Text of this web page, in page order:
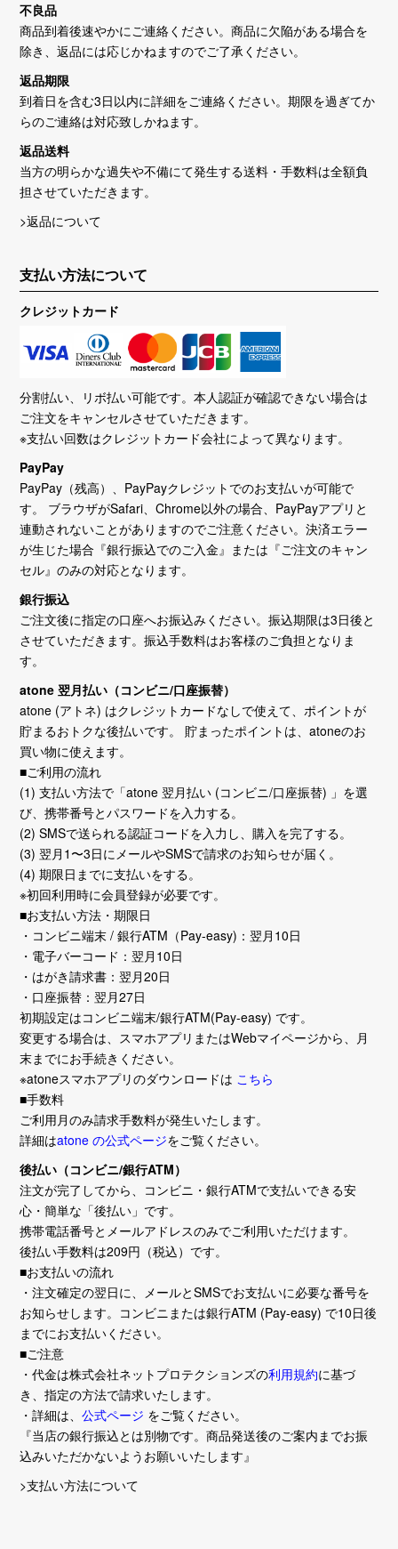
不良品
商品到着後速やかにご連絡ください。商品に欠陥がある場合を
除き、返品には応じかねますのでご了承ください。
返品期限
到着日を含む3日以内に詳細をご連絡ください。期限を過ぎてか
らのご連絡は対応致しかねます。
返品送料
当方の明らかな過失や不備にて発生する送料・手数料は全額負
担させていただきます。
>返品について
支払い方法について
クレジットカード
分割払い、リボ払い可能です。本人認証が確認できない場合は
ご注文をキャンセルさせていただきます。
※支払い回数はクレジットカード会社によって異なります。
PayPay
PayPay（残高）、PayPayクレジットでのお支払いが可能で
す。 ブラウザがSafari、Chrome以外の場合、PayPayアプリと
連動されないことがありますのでご注意ください。決済エラー
が生じた場合『銀行振込でのご入金』または『ご注文のキャン
セル』のみの対応となります。
銀行振込
ご注文後に指定の口座へお振込みください。振込期限は3日後と
させていただきます。振込手数料はお客様のご負担となりま
す。
atone 翌月払い（コンビニ/口座振替）
atone (アトネ) はクレジットカードなしで使えて、ポイントが
貯まるおトクな後払いです。 貯まったポイントは、atoneのお
買い物に使えます。
■ご利用の流れ
(1) 支払い方法で「atone 翌月払い (コンビニ/口座振替) 」を選
び、携帯番号とパスワードを入力する。
(2) SMSで送られる認証コードを入力し、購入を完了する。
(3) 翌月1〜3日にメールやSMSで請求のお知らせが届く。
(4) 期限日までに支払いをする。
※初回利用時に会員登録が必要です。
■お支払い方法・期限日
・コンビニ端末 / 銀行ATM（Pay-easy)：翌月10日
・電子バーコード：翌月10日
・はがき請求書：翌月20日
・口座振替：翌月27日
初期設定はコンビニ端末/銀行ATM(Pay-easy) です。
変更する場合は、スマホアプリまたはWebマイページから、月
末までにお手続きください。
※atoneスマホアプリのダウンロードは こちら
■手数料
ご利用月のみ請求手数料が発生いたします。
詳細はatone の公式ページをご覧ください。
後払い（コンビニ/銀行ATM）
注文が完了してから、コンビニ・銀行ATMで支払いできる安
心・簡単な「後払い」です。
携帯電話番号とメールアドレスのみでご利用いただけます。
後払い手数料は209円（税込）です。
■お支払いの流れ
・注文確定の翌日に、メールとSMSでお支払いに必要な番号を
お知らせします。コンビニまたは銀行ATM (Pay-easy) で10日後
までにお支払いください。
■ご注意
・代金は株式会社ネットプロテクションズの利用規約に基づ
き、指定の方法で請求いたします。
・詳細は、公式ページ をご覧ください。
『当店の銀行振込とは別物です。商品発送後のご案内までお振
込みいただかないようお願いいたします』
>支払い方法について